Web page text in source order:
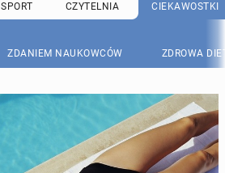
SPORT CZYTELNIA CIEKAWOSTKI
ZDANIEM NAUKOWCÓW ZDROWA